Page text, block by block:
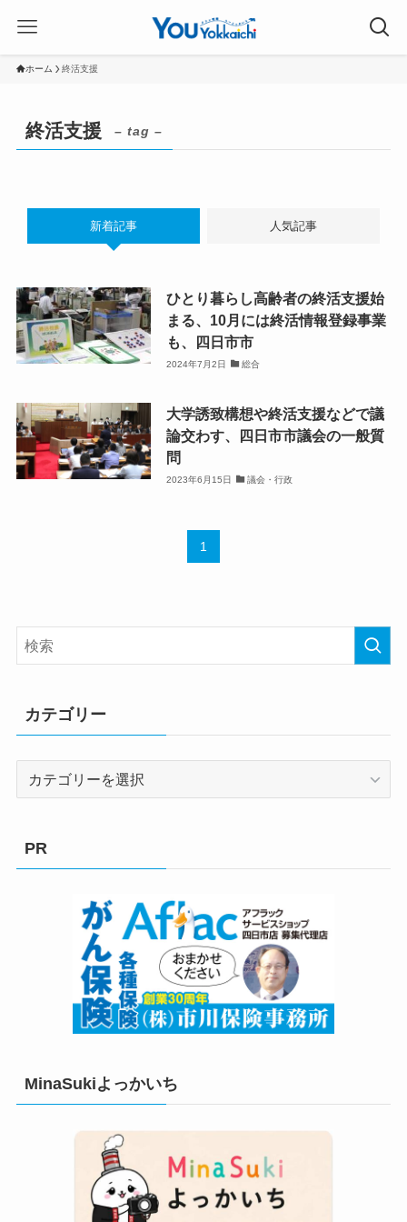
ホーム 終活支援
終活支援 – tag –
新着記事 人気記事
ひとり暮らし高齢者の終活支援始
まる、10月には終活情報登録事業
も、四日市市
2024年7月2日 総合
大学誘致構想や終活支援などで議
論交わす、四日市市議会の一般質
問
2023年6月15日 議会・行政
1
カテゴリー
PR
MinaSukiよっかいち